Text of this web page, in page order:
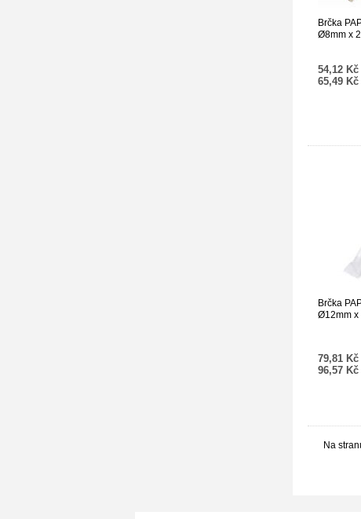
Brčka
Ø8mm x
54,12 Kč
65,49 Kč
Brčka
Ø12mm x
balená
79,81 Kč
96,57 Kč
Na